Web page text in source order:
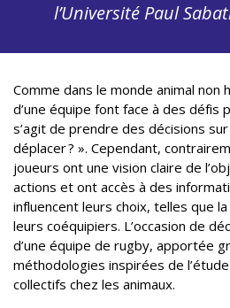
l’Université Paul
Comme dans le monde animal non
d’une équipe font face à des défis
s’agit de prendre des décisions
déplacer ? ». Cependant,
joueurs ont une vision claire de
actions et ont accès à des
influencent leurs choix, telles que
leurs coéquipiers. L’occasion de
d’une équipe de rugby, apportée
méthodologies inspirées de
collectifs chez les animaux.